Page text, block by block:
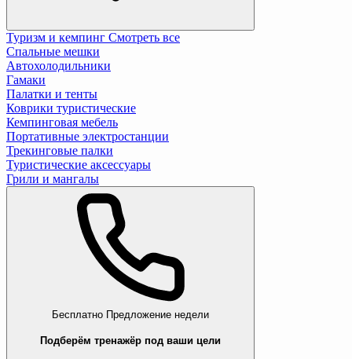
Туризм и кемпинг Смотреть все
Спальные мешки
Автохолодильники
Гамаки
Палатки и тенты
Коврики туристические
Кемпинговая мебель
Портативные электростанции
Трекинговые палки
Туристические аксессуары
Грили и мангалы
Бесплатно Предложение недели
Подберём тренажёр под ваши цели